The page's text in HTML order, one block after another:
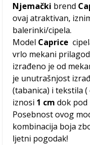
Njemački brend
ovaj atraktivan,
balerinki/cipela.
Model Caprice
vrlo mekani
izrađeno je od
je unutrašnjost
(tabanica) i tekstila
iznosi 1 cm dok pod
Posebnost ovog
kombinacija boja
ljetni pogodak!